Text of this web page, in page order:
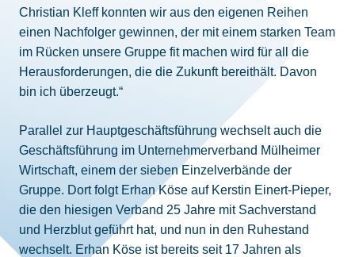
Christian Kleff konnten wir aus den eigenen Reihen
einen Nachfolger gewinnen, der mit einem starken Team
im Rücken unsere Gruppe fit machen wird für all die
Herausforderungen, die die Zukunft bereithält. Davon
bin ich überzeugt.“
Parallel zur Hauptgeschäftsführung wechselt auch die
Geschäftsführung im Unternehmerverband Mülheimer
Wirtschaft, einem der sieben Einzelverbände der
Gruppe. Dort folgt Erhan Köse auf Kerstin Einert-Pieper,
die den hiesigen Verband 25 Jahre mit Sachverstand
und Herzblut geführt hat, und nun in den Ruhestand
wechselt. Erhan Köse ist bereits seit 17 Jahren als